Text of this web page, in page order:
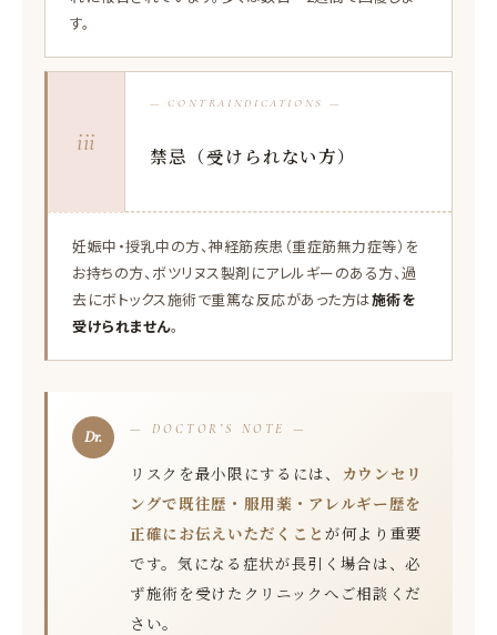
す。
iii
— CONTRAINDICATIONS —
禁忌（受けられない方）
妊娠中・授乳中の方、神経筋疾患（重症筋無力症等）を
お持ちの方、ボツリヌス製剤にアレルギーのある方、過
去にボトックス施術で重篤な反応があった方は施術を
受けられません。
— DOCTOR’S NOTE —
リスクを最小限にするには、
カウンセリ
ングで既往歴・服用薬・アレルギー歴を
正確にお伝えいただくことが何より重要
です。気になる症状が長引く場合は、必
ず施術を受けたクリニックへご相談くだ
さい。